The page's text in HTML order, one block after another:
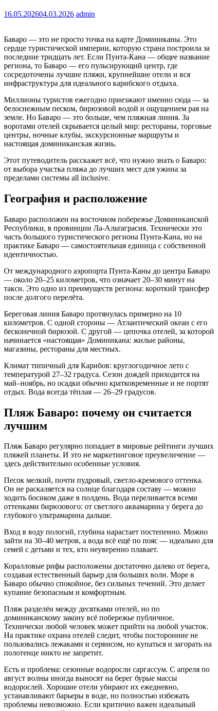
16.05.202604.03.2026 admin
Баваро — это не просто точка на карте Доминиканы. Это
сердце туристической империи, которую страна построила за
последние тридцать лет. Если Пунта-Кана — общее название
региона, то Баваро — его пульсирующий центр, где
сосредоточены лучшие пляжи, крупнейшие отели и вся
инфраструктура для идеального карибского отдыха.
Миллионы туристов ежегодно приезжают именно сюда — за
белоснежным песком, бирюзовой водой и ощущением рая на
земле. Но Баваро — это больше, чем пляжная линия. За
воротами отелей скрывается целый мир: рестораны, торговые
центры, ночные клубы, экскурсионные маршруты и
настоящая доминиканская жизнь.
Этот путеводитель расскажет всё, что нужно знать о Баваро:
от выбора участка пляжа до лучших мест для ужина за
пределами системы all inclusive.
География и расположение
Баваро расположен на восточном побережье Доминиканской
Республики, в провинции Ла-Альтаграсия. Технически это
часть большого туристического региона Пунта-Кана, но на
практике Баваро — самостоятельная единица с собственной
идентичностью.
От международного аэропорта Пунта-Каны до центра Баваро
— около 20–25 километров, что означает 20–30 минут на
такси. Это одно из преимуществ региона: короткий трансфер
после долгого перелёта.
Береговая линия Баваро протянулась примерно на 10
километров. С одной стороны — Атлантический океан с его
бесконечной бирюзой. С другой — цепочка отелей, за которой
начинается «настоящая» Доминикана: жилые районы,
магазины, рестораны для местных.
Климат типичный для Карибов: круглогодичное лето с
температурой 27–32 градуса. Сезон дождей приходится на
май–ноябрь, но осадки обычно кратковременные и не портят
отдых. Вода всегда тёплая — 26–29 градусов.
Пляж Баваро: почему он считается
лучшим
Пляж Баваро регулярно попадает в мировые рейтинги лучших
пляжей планеты. И это не маркетинговое преувеличение —
здесь действительно особенные условия.
Песок мелкий, почти пудровый, светло-кремового оттенка.
Он не раскаляется на солнце благодаря составу — можно
ходить босиком даже в полдень. Вода переливается всеми
оттенками бирюзового: от светлого аквамарина у берега до
глубокого ультрамарина дальше.
Вход в воду пологий, глубина нарастает постепенно. Можно
зайти на 30–40 метров, а вода всё ещё по пояс — идеально для
семей с детьми и тех, кто неуверенно плавает.
Коралловые рифы расположены достаточно далеко от берега,
создавая естественный барьер для больших волн. Море в
Баваро обычно спокойное, без сильных течений. Это делает
купание безопасным и комфортным.
Пляж разделён между десятками отелей, но по
доминиканскому закону всё побережье публичное.
Технически любой человек может прийти на любой участок.
На практике охрана отелей следит, чтобы посторонние не
пользовались лежаками и сервисом, но купаться и загорать на
полотенце никто не запретит.
Есть и проблема: сезонные водоросли саргассум. С апреля по
август волны иногда выносят на берег бурые массы
водорослей. Хорошие отели убирают их ежедневно,
устанавливают барьеры в воде, но полностью избежать
проблемы невозможно. Если критично важен идеальный